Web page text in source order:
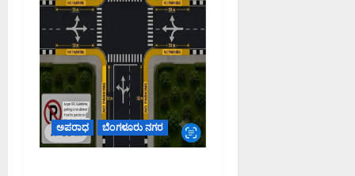
ಅಪರಾಧ ಬೆಂಗಳೂರು ನಗರ